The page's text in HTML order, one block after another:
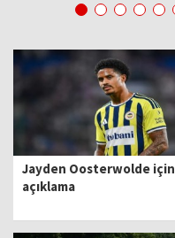
Jayden Oosterwolde için
açıklama